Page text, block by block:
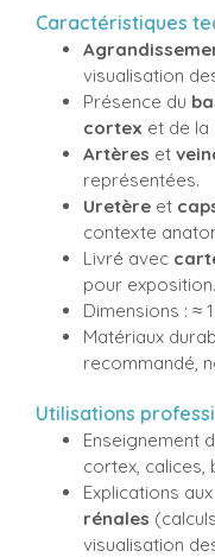
Caractéristiques
visualisation
Présence du
cortex et de la
Artères et
représentées.
Uretère et
contexte
Livré avec
pour exposition.
Dimensions : ≈
Matériaux
recommandé,
Utilisations
Enseignement
cortex, calices,
Explications
rénales
visualisation